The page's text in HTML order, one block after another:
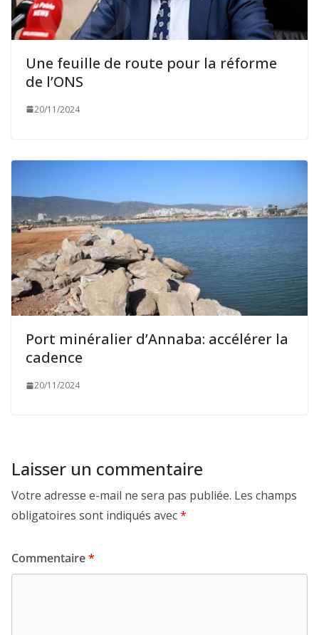
Une feuille de route pour la réforme
de l’ONS
20/11/2024
Port minéralier d’Annaba: accélérer la
cadence
20/11/2024
Laisser un commentaire
Votre adresse e-mail ne sera pas publiée. Les champs
obligatoires sont indiqués avec*
Commentaire*